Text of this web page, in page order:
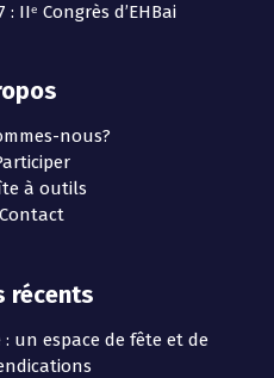
: IIᵉ Congrès d’EHBai
nous?
à outils
Contact
récents
: un espace de fête et de